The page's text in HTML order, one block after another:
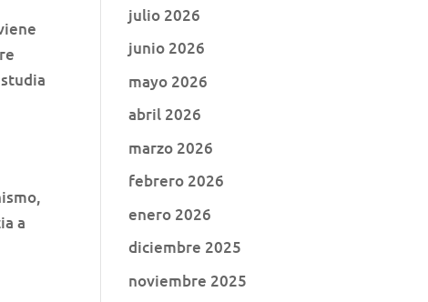
a
julio 2026
junio 2026
mayo 2026
abril 2026
marzo 2026
febrero 2026
enero 2026
diciembre 2025
noviembre 2025